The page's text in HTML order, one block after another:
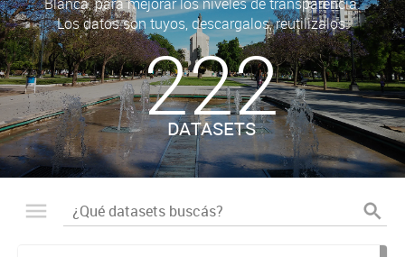
Los datos son tuyos, descargalos, reutilizalos.
222
DATASETS